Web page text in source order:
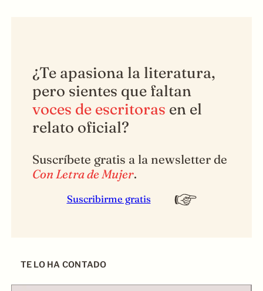
¿Te apasiona la literatura,
pero sientes que faltan
voces de escritoras en el
relato oficial?
Suscríbete gratis a la newsletter de
Con Letra de Mujer.
Suscribirme gratis
TE LO HA CONTADO